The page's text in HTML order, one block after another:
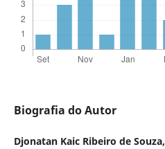
Biografia do Autor
Djonatan Kaic Ribeiro de Souza,